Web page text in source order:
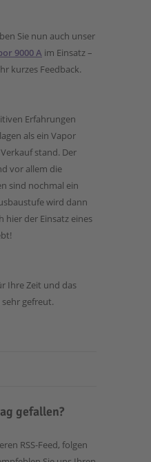
Sie nun auch unser
9000 A im Einsatz –
kurzes Feedback.
Erfahrungen
als ein Vapor
stand. Der
vor allem die
sind nochmal ein
wird dann
hier der Einsatz eines
Ihre Zeit und das
gefreut.
gefallen?
RSS-Feed, folgen